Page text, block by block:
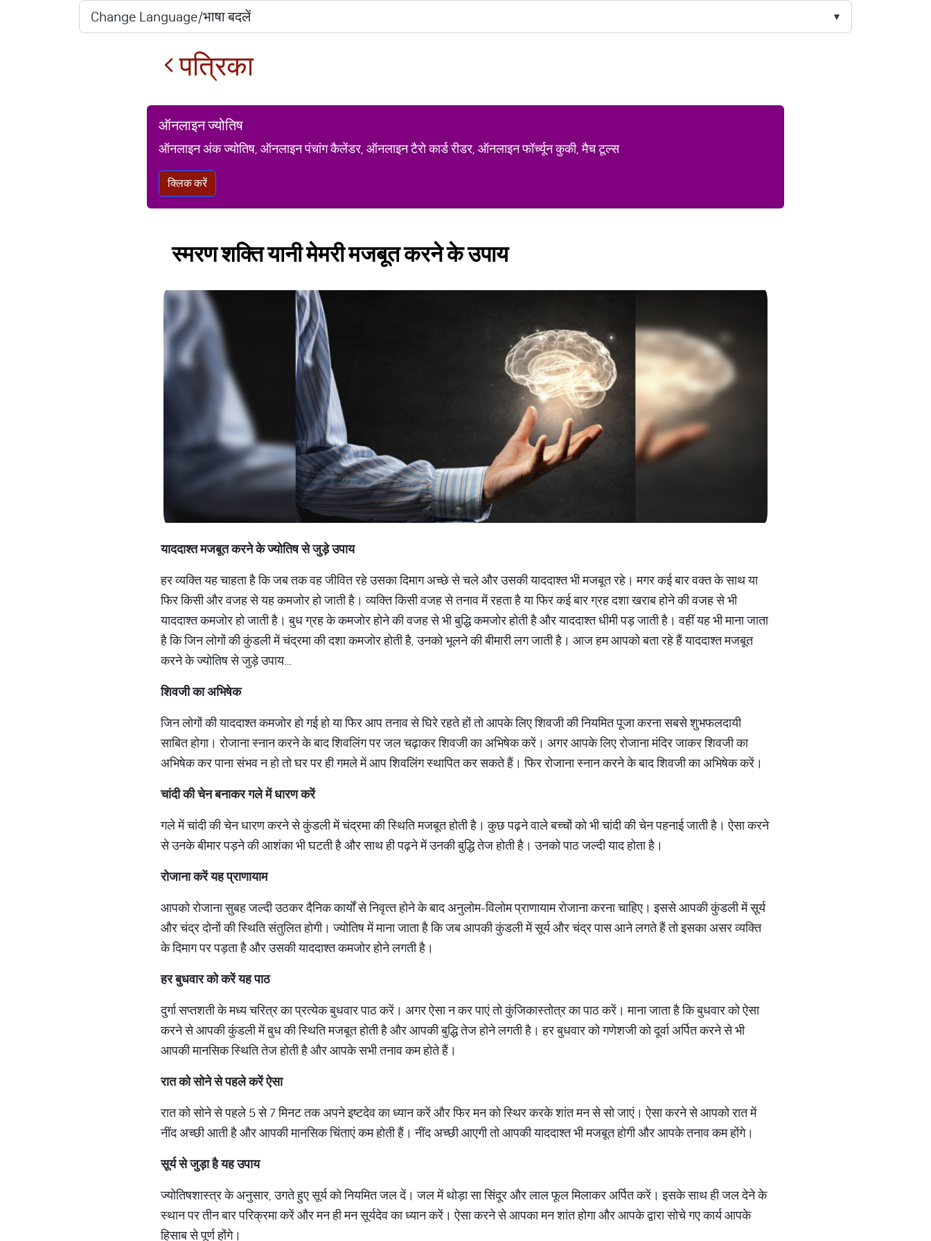
पत्रिका
ऑनलाइन ज्योतिष
ऑनलाइन अंक ज्योतिष, ऑनलाइन पंचांग कैलेंडर, ऑनलाइन टैरो कार्ड रीडर, ऑनलाइन फॉर्च्यून कुकी, मैच टूल्स
क्लिक करें
स्मरण शक्ति यानी मेमरी मजबूत करने के उपाय
याददाश्‍त मजबूत करने के ज्‍योतिष से जुड़े उपाय
हर व्‍यक्ति यह चाहता है कि जब तक वह जीवित रहे उसका दिमाग अच्‍छे से चले और उसकी याददाश्‍त भी मजबूत रहे। मगर कई बार वक्‍त के साथ या
फिर किसी और वजह से यह कमजोर हो जाती है। व्‍यक्ति किसी वजह से तनाव में रहता है या फिर कई बार ग्रह दशा खराब होने की वजह से भी
याददाश्‍त कमजोर हो जाती है। बुध ग्रह के कमजोर होने की वजह से भी बुद्धि कमजोर होती है और याददाश्‍त धीमी पड़ जाती है। वहीं यह भी माना जाता
है कि जिन लोगों की कुंडली में चंद्रमा की दशा कमजोर होती है, उनको भूलने की बीमारी लग जाती है। आज हम आपको बता रहे हैं याददाश्‍त मजबूत
करने के ज्‍योतिष से जुड़े उपाय…
शिवजी का अभिषेक
जिन लोगों की याददाश्‍त कमजोर हो गई हो या फिर आप तनाव से घिरे रहते हों तो आपके लिए शिवजी की नियमित पूजा करना सबसे शुभफलदायी
साबित होगा। रोजाना स्‍नान करने के बाद शिवलिंग पर जल चढ़ाकर शिवजी का अभिषेक करें। अगर आपके लिए रोजाना मंदिर जाकर शिवजी का
अभिषेक कर पाना संभव न हो तो घर पर ही गमले में आप शिवलिंग स्‍थापित कर सकते हैं। फिर रोजाना स्‍नान करने के बाद शिवजी का अभिषेक करें।
चांदी की चेन बनाकर गले में धारण करें
गले में चांदी की चेन धारण करने से कुंडली में चंद्रमा की स्थिति मजबूत होती है। कुछ पढ़ने वाले बच्‍चों को भी चांदी की चेन पहनाई जाती है। ऐसा करने
से उनके बीमार पड़ने की आशंका भी घटती है और साथ ही पढ़ने में उनकी बुद्धि तेज होती है। उनको पाठ जल्‍दी याद होता है।
रोजाना करें यह प्राणायाम
आपको रोजाना सुबह जल्‍दी उठकर दैनिक कार्यों से निवृत्‍त होने के बाद अनुलोम-विलोम प्राणायाम रोजाना करना चाहिए। इससे आपकी कुंडली में सूर्य
और चंद्र दोनों की स्थिति संतुलित होगी। ज्‍योतिष में माना जाता है कि जब आपकी कुंडली में सूर्य और चंद्र पास आने लगते हैं तो इसका असर व्‍यक्ति
के दिमाग पर पड़ता है और उसकी याददाश्‍त कमजोर होने लगती है।
हर बुधवार को करें यह पाठ
दुर्गा सप्तशती के मध्य चरित्र का प्रत्येक बुधवार पाठ करें। अगर ऐसा न कर पाएं तो कुंजिकास्तोत्र का पाठ करें। माना जाता है कि बुधवार को ऐसा
करने से आपकी कुंडली में बुध की स्थिति मजबूत होती है और आपकी बुद्धि तेज होने लगती है। हर बुधवार को गणेशजी को दूर्वा अर्पित करने से भी
आपकी मानसिक स्थिति तेज होती है और आपके सभी तनाव कम होते हैं।
रात को सोने से पहले करें ऐसा
रात को सोने से पहले 5 से 7 मिनट तक अपने इष्‍टदेव का ध्यान करें और फिर मन को स्थिर करके शांत मन से सो जाएं। ऐसा करने से आपको रात में
नींद अच्‍छी आती है और आपकी मानसिक चिंताएं कम होती हैं। नींद अच्‍छी आएगी तो आपकी याददाश्‍त भी मजबूत होगी और आपके तनाव कम होंगे।
सूर्य से जुड़ा है यह उपाय
ज्योतिषशास्त्र के अनुसार, उगते हुए सूर्य को नियमित जल दें। जल में थोड़ा सा सिंदूर और लाल फूल मिलाकर अर्पित करें। इसके साथ ही जल देने के
स्‍थान पर तीन बार परिक्रमा करें और मन ही मन सूर्यदेव का ध्‍यान करें। ऐसा करने से आपका मन शांत होगा और आपके द्वारा सोचे गए कार्य आपके
हिसाब से पूर्ण होंगे।